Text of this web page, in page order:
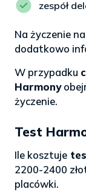
zespół
Na życzenie
dodatkowo
W przypadku
Harmony
życzenie.
Test
Ile kosztuje
2200-2400
placówki.